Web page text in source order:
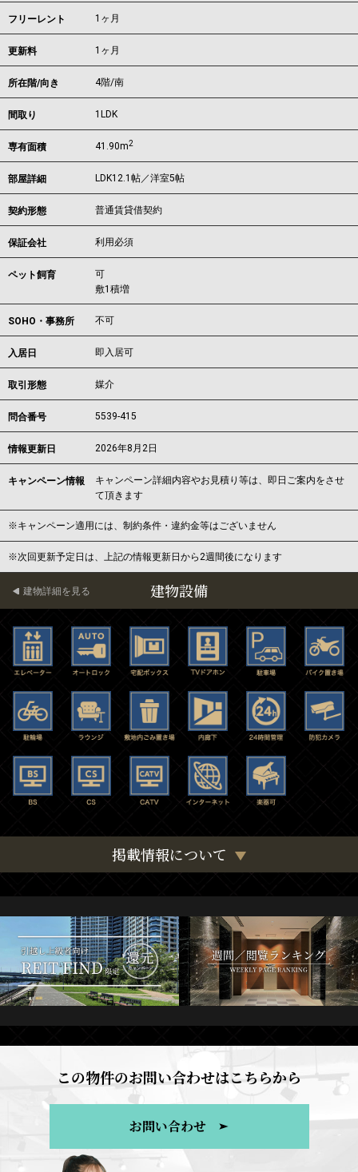
フリーレント 1ヶ月
更新料 1ヶ月
所在階/向き 4階/南
間取り 1LDK
専有面積 41.90m2
部屋詳細 LDK12.1帖／洋室5帖
契約形態 普通賃貸借契約
保証会社 利用必須
ペット飼育
可
敷1積増
SOHO・事務所 不可
入居日 即入居可
取引形態 媒介
問合番号 5539-415
情報更新日 2026年8月2日
キャンペーン情報
キャンペーン詳細内容やお見積り等は、即日ご案内をさせ
て頂きます
※キャンペーン適用には、制約条件・違約金等はございません
※次回更新予定日は、上記の情報更新日から2週間後になります
建物設備
建物詳細を見る
掲載情報について
この物件のお問い合わせはこちらから
お問い合わせ